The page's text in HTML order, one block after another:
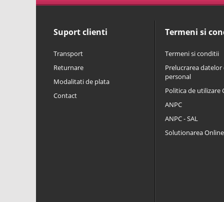
Suport clienti
Transport
Returnare
Modalitati de plata
Contact
Termeni si
Termeni si conditii
Prelucrarea datelor
personal
Politica de utilizare
ANPC
ANPC - SAL
Solutionarea